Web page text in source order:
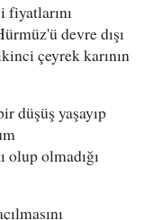
fiyatlarını
devre dışı
çeyrek karının
düşüş yaşayıp
olup olmadığı